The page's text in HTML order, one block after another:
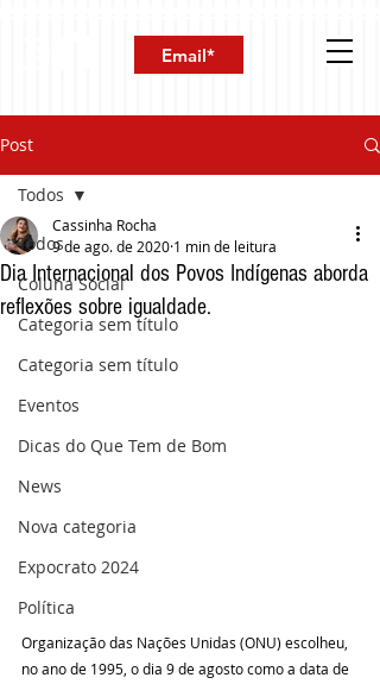
Post
Todos
Coluna Social
Categoria sem título
Categoria sem título
Eventos
Dicas do Que Tem de Bom
News
Nova categoria
Expocrato 2024
Política
Todos
Dia Internacional dos Povos Indígenas aborda
reflexões sobre igualdade.
Cassinha Rocha
9 de ago. de 2020 1 min de leitura
Organização das Nações Unidas (ONU) escolheu,
no ano de 1995, o dia 9 de agosto como a data de